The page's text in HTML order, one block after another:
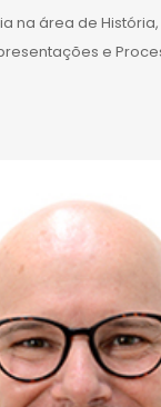
na área de
e